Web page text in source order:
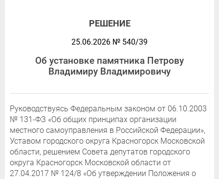
РЕШЕНИЕ
25.06.2026 № 540/39
Об установке памятника Петрову
Владимиру Владимировичу
Руководствуясь Федеральным законом от 06.10.2003
№ 131-ФЗ «Об общих принципах организации
местного самоуправления в Российской Федерации»,
Уставом городского округа Красногорск Московской
области, решением Совета депутатов городского
округа Красногорск Московской области от
27.04.2017 № 124/8 «Об утверждении Положения о